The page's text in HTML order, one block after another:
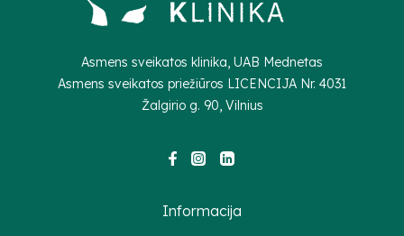
Asmens sveikatos klinika, UAB Mednetas
Asmens sveikatos priežiūros LICENCIJA Nr. 4031
Žalgirio g. 90, Vilnius
Informacija